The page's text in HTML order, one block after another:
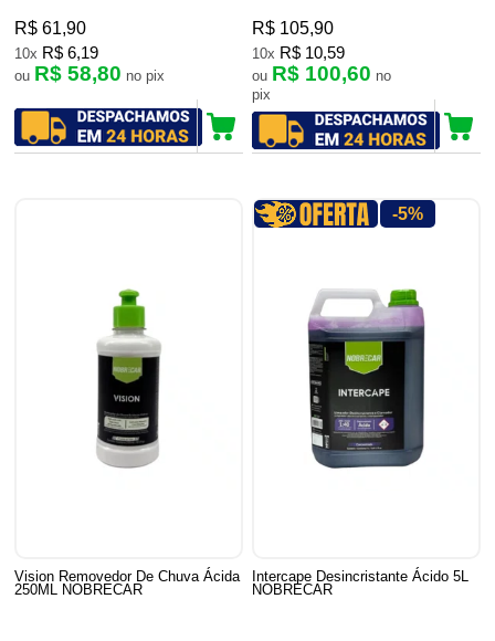
R$ 61,90
10x R$ 6,19
ou R$ 58,80 no pix
R$ 105,90
10x R$ 10,59
ou R$ 100,60 no
pix
Vision Removedor De Chuva Ácida
250ML NOBRECAR
-5%
Intercape Desincristante Ácido 5L
NOBRECAR